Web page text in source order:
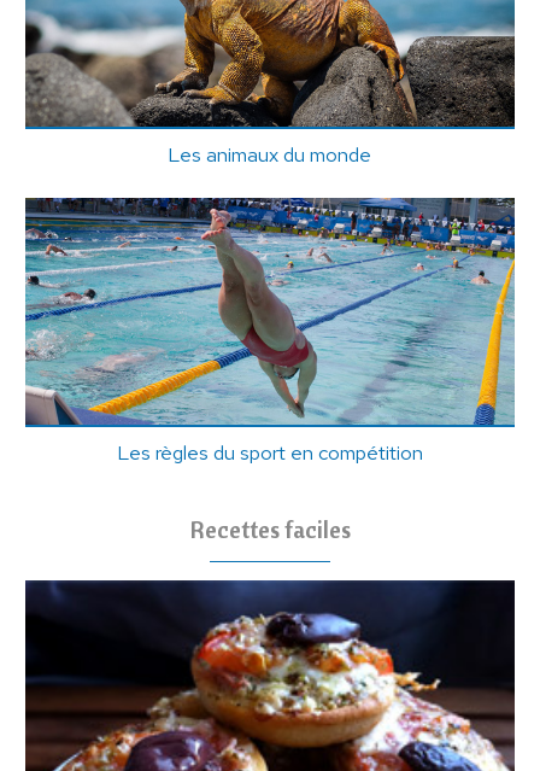
Les animaux du monde
Les règles du sport en compétition
Recettes faciles